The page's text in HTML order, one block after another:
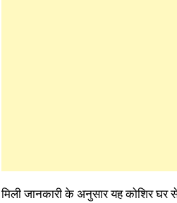
मिली जानकारी के अनुसार यह कोशिर